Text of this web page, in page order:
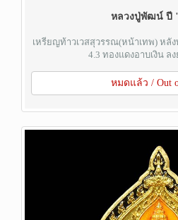
หลวงปู่พัฒน์ ปี
เหรียญท้าวเวสสุวรรณ(หน้าเทพ) หลั
4.3 ทองแดงอาบเงิน ล
หมดแล้ว / Out